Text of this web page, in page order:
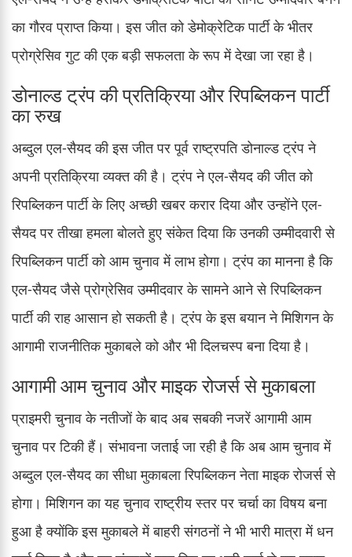
का गौरव प्राप्त किया। इस जीत को डेमोक्रेटिक पार्टी के भीतर
प्रोग्रेसिव गुट की एक बड़ी सफलता के रूप में देखा जा रहा है।
डोनाल्ड ट्रंप की प्रतिक्रिया और रिपब्लिकन पार्टी
का रुख
अब्दुल एल-सैयद की इस जीत पर पूर्व राष्ट्रपति डोनाल्ड ट्रंप ने
अपनी प्रतिक्रिया व्यक्त की है। ट्रंप ने एल-सैयद की जीत को
रिपब्लिकन पार्टी के लिए अच्छी खबर करार दिया और उन्होंने एल-
सैयद पर तीखा हमला बोलते हुए संकेत दिया कि उनकी उम्मीदवारी से
रिपब्लिकन पार्टी को आम चुनाव में लाभ होगा। ट्रंप का मानना है कि
एल-सैयद जैसे प्रोग्रेसिव उम्मीदवार के सामने आने से रिपब्लिकन
पार्टी की राह आसान हो सकती है। ट्रंप के इस बयान ने मिशिगन के
आगामी राजनीतिक मुकाबले को और भी दिलचस्प बना दिया है।
आगामी आम चुनाव और माइक रोजर्स से मुकाबला
प्राइमरी चुनाव के नतीजों के बाद अब सबकी नजरें आगामी आम
चुनाव पर टिकी हैं। संभावना जताई जा रही है कि अब आम चुनाव में
अब्दुल एल-सैयद का सीधा मुकाबला रिपब्लिकन नेता माइक रोजर्स से
होगा। मिशिगन का यह चुनाव राष्ट्रीय स्तर पर चर्चा का विषय बना
हुआ है क्योंकि इस मुकाबले में बाहरी संगठनों ने भी भारी मात्रा में धन